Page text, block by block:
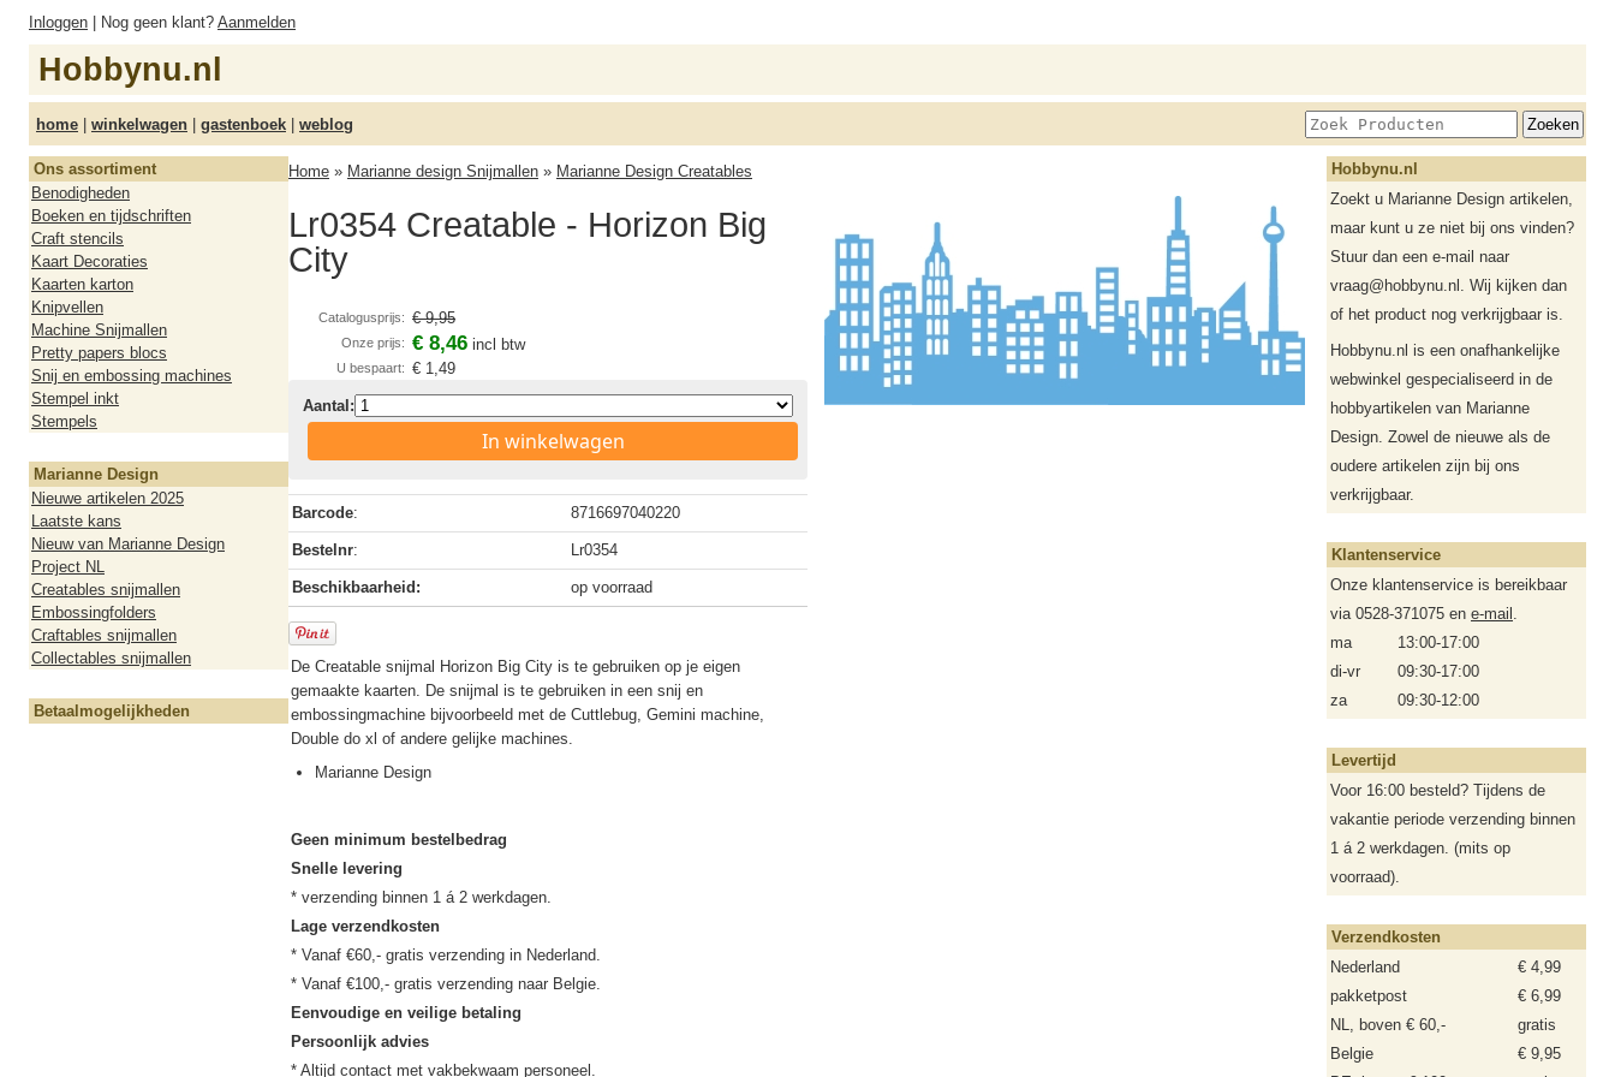
Inloggen | Nog geen klant? Aanmelden
Hobbynu.nl
home | winkelwagen | gastenboek | weblog
Ons assortiment
Benodigheden
Boeken en tijdschriften
Craft stencils
Kaart Decoraties
Kaarten karton
Knipvellen
Machine Snijmallen
Pretty papers blocs
Snij en embossing machines
Stempel inkt
Stempels
Marianne Design
Nieuwe artikelen 2025
Laatste kans
Nieuw van Marianne Design
Project NL
Creatables snijmallen
Embossingfolders
Craftables snijmallen
Collectables snijmallen
Betaalmogelijkheden
Home » Marianne design Snijmallen » Marianne Design Creatables
Lr0354 Creatable - Horizon Big
City
Catalogusprijs: € 9,95
Onze prijs: € 8,46 incl btw
U bespaart: € 1,49
Aantal:
In winkelwagen
Barcode: 8716697040220
Bestelnr: Lr0354
Beschikbaarheid: op voorraad
De Creatable snijmal Horizon Big City is te gebruiken op je eigen
gemaakte kaarten. De snijmal is te gebruiken in een snij en
embossingmachine bijvoorbeeld met de Cuttlebug, Gemini machine,
Double do xl of andere gelijke machines.
Marianne Design
Geen minimum bestelbedrag
Snelle levering
Lage verzendkosten
* Vanaf €60,- gratis verzending in Nederland.
Eenvoudige en veilige betaling
Persoonlijk advies
Hobbynu.nl
Zoekt u Marianne Design artikelen,
maar kunt u ze niet bij ons vinden?
Stuur dan een e-mail naar
vraag@hobbynu.nl. Wij kijken dan
of het product nog verkrijgbaar is.
Hobbynu.nl is een onafhankelijke
webwinkel gespecialiseerd in de
hobbyartikelen van Marianne
Design. Zowel de nieuwe als de
oudere artikelen zijn bij ons
verkrijgbaar.
Klantenservice
Onze klantenservice is bereikbaar
via 0528-371075 en e-mail .
ma
13:00-17:00
di-vr
09:30-17:00
za
09:30-12:00
Levertijd
Voor 16:00 besteld? Tijdens de
vakantie periode verzending binnen
1 á 2 werkdagen. (mits op
voorraad).
Verzendkosten
Nederland
€ 4,99
pakketpost
€ 6,99
NL, boven € 60,-
gratis
Belgie
€ 9,95